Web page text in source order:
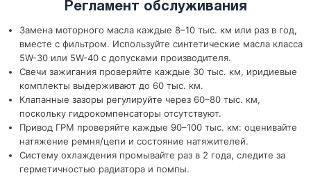
Регламент обслуживания
Замена моторного масла каждые 8–10 тыс. км или раз в год,
вместе с фильтром. Используйте синтетические масла класса
5W-30 или 5W-40 с допусками производителя.
Свечи зажигания проверяйте каждые 30 тыс. км, иридиевые
комплекты выдерживают до 60 тыс. км.
Клапанные зазоры регулируйте через 60–80 тыс. км,
поскольку гидрокомпенсаторы отсутствуют.
Привод ГРМ проверяйте каждые 90–100 тыс. км: оценивайте
натяжение ремня/цепи и состояние натяжителей.
Систему охлаждения промывайте раз в 2 года, следите за
герметичностью радиатора и помпы.